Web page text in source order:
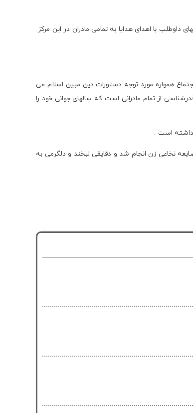
با اهدای هدایا به تمامی مادران در این مرکز
همواره مورد توجه دستورات دین مبین اسلام می
از تمام مادرانی است که سالهای جوانی خود را
داشته است .
نخاعی زن انجام شد و دقایقی لبخند و دلگرمی به